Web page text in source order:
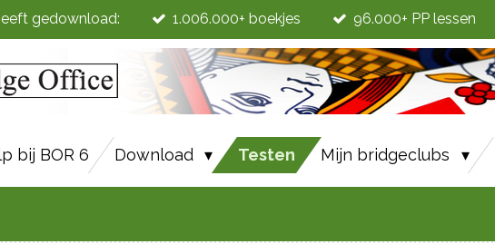
gedownload: 1.006.000+ boekjes 96.000+ PP lessen
bij BOR 6 Download Testen Mijn bridgeclubs